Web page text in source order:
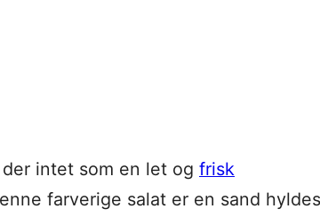
intet som en let og frisk
farverige salat er en sand